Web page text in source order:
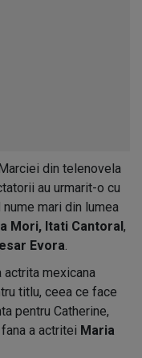
din telenovela
au urmarit-o cu
mari din lumea
Mori, Itati Cantoral,
Evora.
actrita mexicana
titlu, ceea ce face
pentru Catherine,
a actritei Maria